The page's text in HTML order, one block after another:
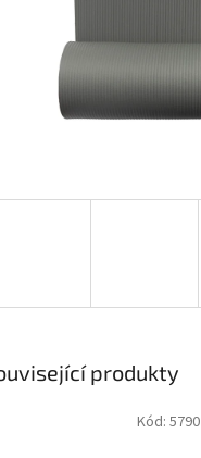
produkty
Kód: 5790